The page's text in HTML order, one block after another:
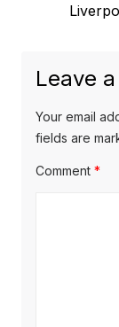
Next
Leave
Your email
fields are
Comment *